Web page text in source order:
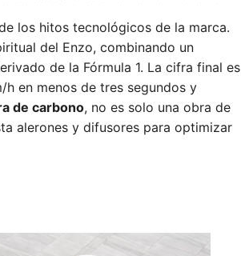
los hitos tecnológicos de la marca.
del Enzo, combinando un
de la Fórmula 1. La cifra final es
en menos de tres segundos y
de carbono, no es solo una obra de
alerones y difusores para optimizar